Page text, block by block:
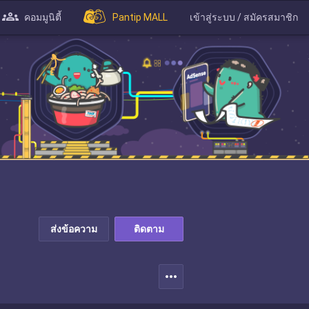
คอมมูนิตี้ Pantip MALL เข้าสู่ระบบ / สมัครสมาชิก
ส่งข้อความ ติดตาม
more_horiz